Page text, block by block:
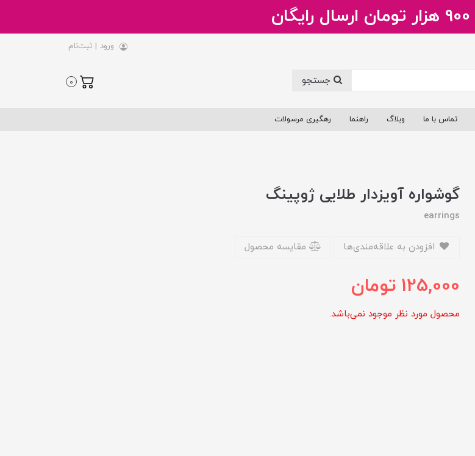
ورود | ثبت‌نام
.
0
تماس با ما وبلاگ راهنما رهگیری مرسولات
گوشواره آویزدار طلایی ژوپینگ
earrings
مقایسه محصول
125,000 تومان
محصول مورد نظر موجود نمی‌باشد.